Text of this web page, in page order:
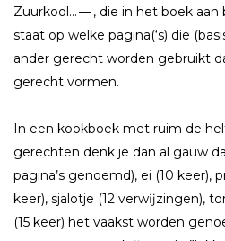
Zuurkool… — , die in het boek
staat op welke pagina(‘s) die
ander gerecht worden gebruikt
gerecht vormen.
In een kookboek met ruim de
gerechten denk je dan al gauw
pagina’s genoemd), ei (10 keer),
keer), sjalotje (12 verwĳzingen),
(15 keer) het vaakst worden